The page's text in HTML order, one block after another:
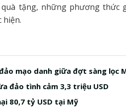
tặng, những phương thức
hiện.
mạo danh giữa đợt sàng lọc
đảo tình cảm 3,3 triệu USD
80,7 tỷ USD tại Mỹ